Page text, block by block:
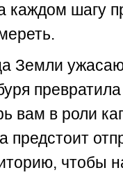
каждом шагу
Земли
вам в роли
предстоит
чтобы